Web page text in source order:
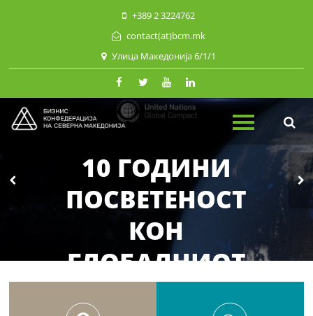
+389 2 3224762
contact(at)bcm.mk
Улица Македонија 6/1/1
10 ГОДИНИ
ПОСВЕТЕНОСТ
КОН
ГЛОБАЛНИОТ
ДОГОВОР НА